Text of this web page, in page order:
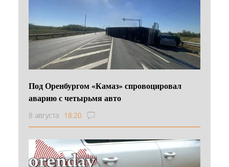
Под Оренбургом «Камаз» спровоцировал
аварию с четырьмя авто
8 августа 18:20